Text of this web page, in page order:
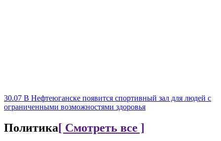
30.07 В Нефтеюганске появится спортивный зал для людей с
ограниченными возможностями здоровья
Политика[ Смотреть все ]